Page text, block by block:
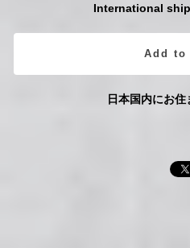
International
Add to
日本国内にお